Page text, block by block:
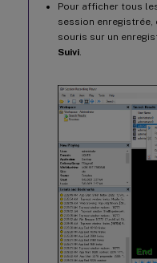
Pour afficher tous
session
souris sur un
Suivi.